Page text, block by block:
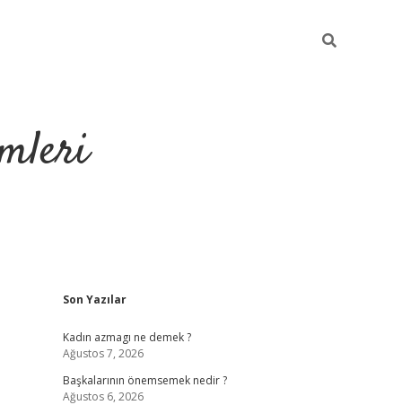
Sidebar
Son Yazılar
Kadın azmagı ne demek ?
Ağustos 7, 2026
Başkalarının önemsemek nedir ?
Ağustos 6, 2026